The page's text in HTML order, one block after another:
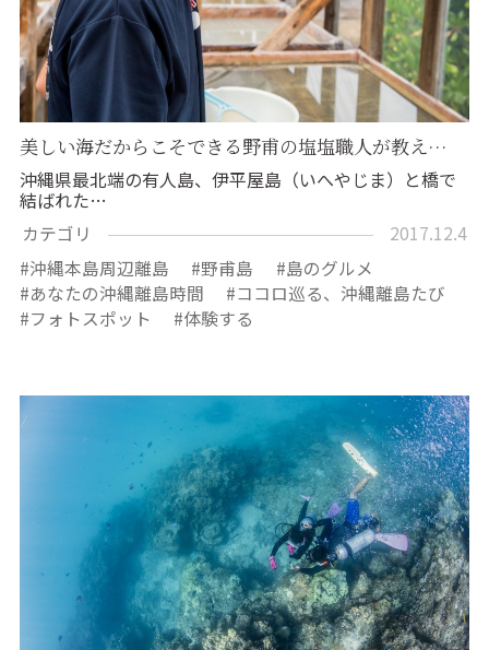
美しい海だからこそできる野甫の塩塩職人が教え…
沖縄県最北端の有人島、伊平屋島（いへやじま）と橋で
結ばれた…
カテゴリ
2017.12.4
沖縄本島周辺離島
野甫島
島のグルメ
あなたの沖縄離島時間
ココロ巡る、沖縄離島たび
フォトスポット
体験する